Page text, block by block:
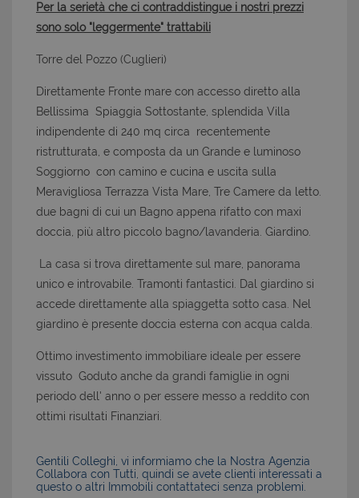
Per la serietà che ci contraddistingue i nostri prezzi
sono solo "leggermente" trattabili
Torre del Pozzo (Cuglieri)
Direttamente Fronte mare con accesso diretto alla
Bellissima Spiaggia Sottostante, splendida Villa
indipendente di 240 mq circa recentemente
ristrutturata, e composta da un Grande e luminoso
Soggiorno con camino e cucina e uscita sulla
Meravigliosa Terrazza Vista Mare, Tre Camere da letto.
due bagni di cui un Bagno appena rifatto con maxi
doccia, più altro piccolo bagno/lavanderia. Giardino.
La casa si trova direttamente sul mare, panorama
unico e introvabile. Tramonti fantastici. Dal giardino si
accede direttamente alla spiaggetta sotto casa. Nel
giardino è presente doccia esterna con acqua calda.
Ottimo investimento immobiliare ideale per essere
vissuto Goduto anche da grandi famiglie in ogni
periodo dell' anno o per essere messo a reddito con
ottimi risultati Finanziari.
Gentili Colleghi, vi informiamo che la Nostra Agenzia
Collabora con Tutti, quindi se avete clienti interessati a
questo o altri Immobili contattateci senza problemi.